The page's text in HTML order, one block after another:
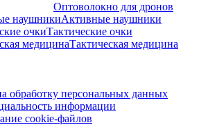
Оптоволокно для дронов
Активные наушники
Тактические очки
Тактическая медицина
обработку персональных данных
информации
cookie-файлов